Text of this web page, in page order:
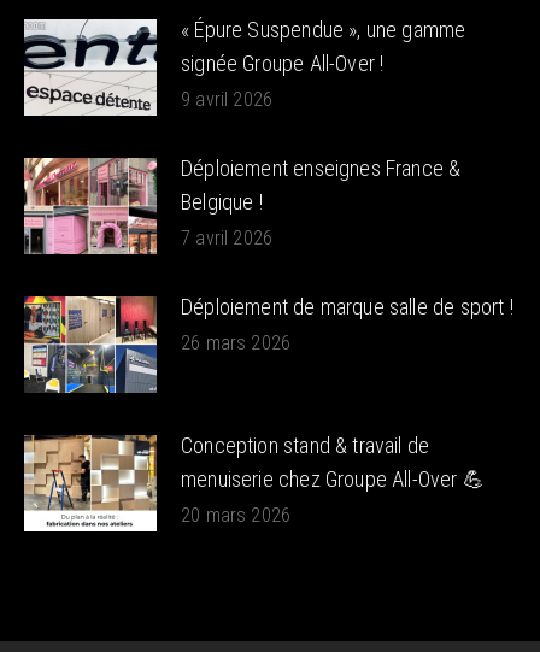
« Épure Suspendue », une gamme
signée Groupe All-Over !
9 avril 2026
Déploiement enseignes France &
Belgique !
7 avril 2026
Déploiement de marque salle de sport !
26 mars 2026
Conception stand & travail de
menuiserie chez Groupe All-Over 💪
20 mars 2026